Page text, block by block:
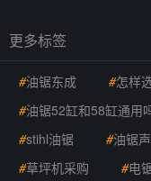
更多标签
#油锯东成 #怎样
#油锯52缸和58缸通用
#stihl油锯 #油锯
#草坪机采购 #电